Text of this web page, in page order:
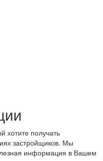
хотите получать
застройщиков. Мы
информация в Вашем